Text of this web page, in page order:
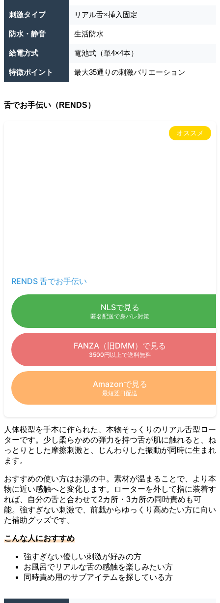
刺激タイプ リアル舌×挿入固定
防水・静音 生活防水
給電方式 電池式（単4×4本）
特徴ポイント 最大35通りの刺激バリエーション
舌でお手伝い（RENDS）
オススメ
RENDS 舌でお手伝い
NLSで見る
匿名配送で身バレ対策
FANZA（旧DMM）で見る
3500円以上で送料無料
Amazonで見る
最短翌日配送
人体模型を手本に作られた、本物そっくりのリアル舌型ロー
ターです。少し柔らかめの弾力を持つ舌が肌に触れると、ね
っとりとした摩擦刺激と、じんわりした振動が同時に生まれ
ます。
おすすめの使い方はお湯の中。素材が温まることで、より本
物に近い感触へと変化します。ローターを外して指に装着す
れば、自分の舌と合わせて2カ所・3カ所の同時責めも可
能。強すぎない刺激で、前戯からゆっくり高めたい方に向い
た補助グッズです。
こんな人におすすめ
強すぎない優しい刺激が好みの方
お風呂でリアルな舌の感触を楽しみたい方
同時責め用のサブアイテムを探している方